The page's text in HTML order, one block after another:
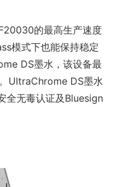
的最高生产速度
模式下也能保持稳定
DS墨水，该设备最
UltraChrome DS墨水
全无毒认证及Bluesign